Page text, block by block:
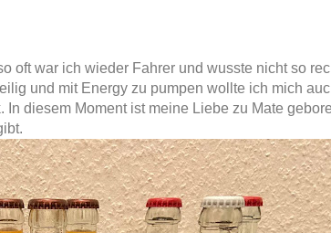
oft war ich wieder Fahrer und wusste nicht so
und mit Energy zu pumpen wollte ich mich
diesem Moment ist meine Liebe zu Mate